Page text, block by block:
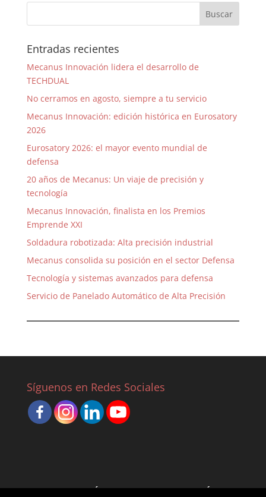
Entradas recientes
Mecanus Innovación lidera el desarrollo de
TECHDUAL
No cerramos en agosto, siempre a tu servicio
Mecanus Innovación: edición histórica en Eurosatory
2026
Eurosatory 2026: el mayor evento mundial de
defensa
20 años de Mecanus: Un viaje de precisión y
tecnología
Mecanus Innovación, finalista en los Premios
Emprende XXI
Soldadura robotizada: Alta precisión industrial
Mecanus consolida su posición en el sector Defensa
Tecnología y sistemas avanzados para defensa
Servicio de Panelado Automático de Alta Precisión
Síguenos en Redes Sociales
INICIO QUIÉNES SOMOS INNOVACIÓN